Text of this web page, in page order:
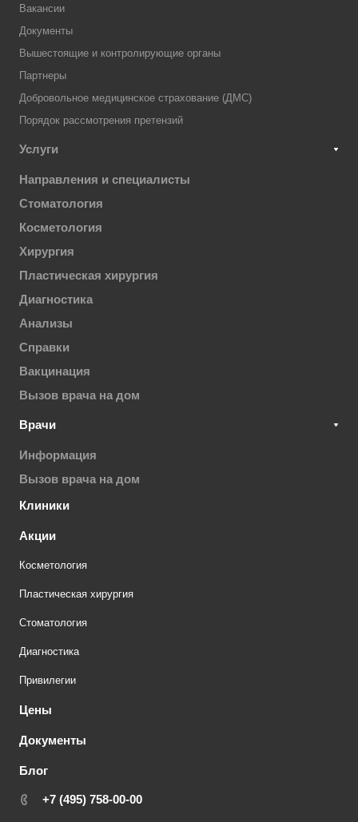
Вакансии
Документы
Вышестоящие и контролирующие органы
Партнеры
Добровольное медицинское страхование (ДМС)
Порядок рассмотрения претензий
Услуги
Направления и специалисты
Стоматология
Косметология
Хирургия
Пластическая хирургия
Диагностика
Анализы
Справки
Вакцинация
Вызов врача на дом
Врачи
Информация
Вызов врача на дом
Клиники
Акции
Косметология
Пластическая хирургия
Стоматология
Диагностика
Привилегии
Цены
Документы
Блог
+7 (495) 758-00-00